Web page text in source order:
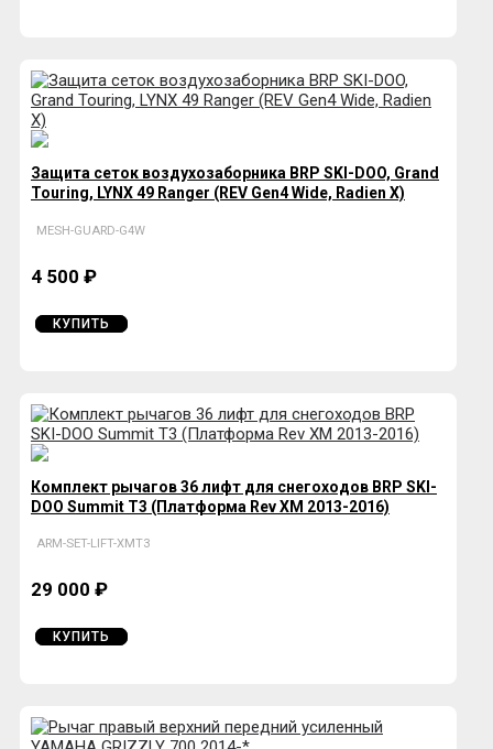
Защита сеток воздухозаборника BRP SKI-DOO, Grand
Touring, LYNX 49 Ranger (REV Gen4 Wide, Radien X)
MESH-GUARD-G4W
4 500 ₽
КУПИТЬ
Комплект рычагов 36 лифт для снегоходов BRP SKI-
DOO Summit T3 (Платформа Rev XM 2013-2016)
ARM-SET-LIFT-XMT3
29 000 ₽
КУПИТЬ